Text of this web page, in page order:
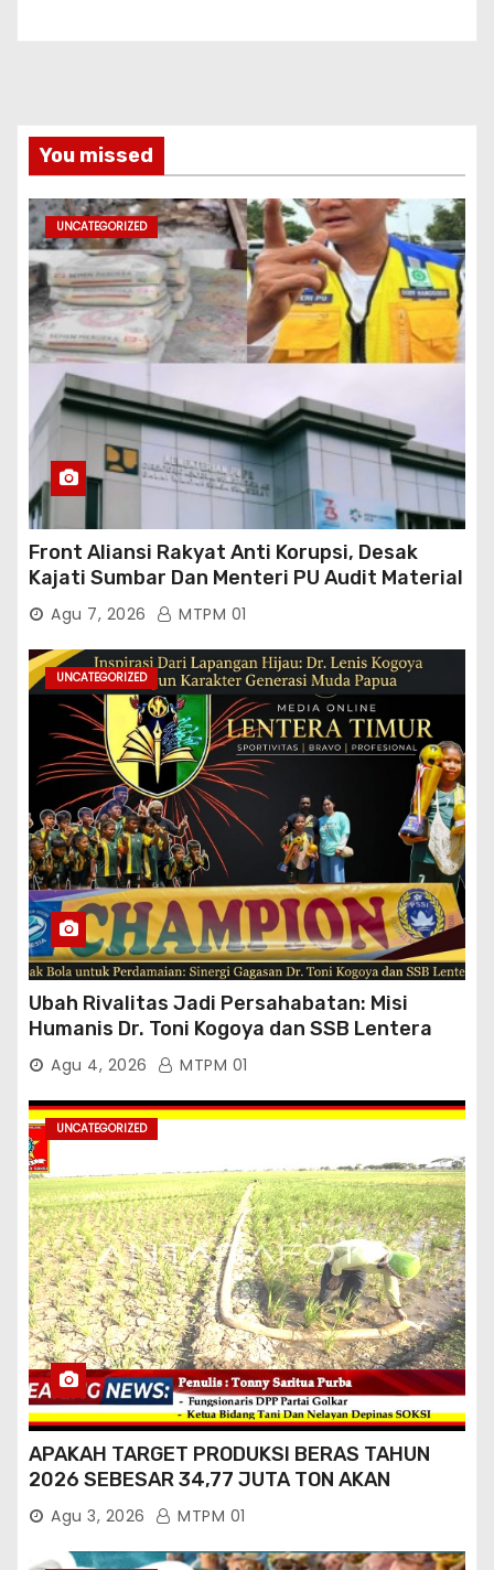
You missed
UNCATEGORIZED
Front Aliansi Rakyat Anti Korupsi, Desak
Kajati Sumbar Dan Menteri PU Audit Material
PT. Brantas Abipraya Kontrak No :
06.Nopember 2025 s.d 31 Maret 2026
Sumber Dana: APBN Nilai Kontrak : Rp
76.130.630.000.00,- Diduga Ka.Balai BWSS V
Padang Tutup Mata
Agu 7, 2026 MTPM 01
UNCATEGORIZED
Ubah Rivalitas Jadi Persahabatan: Misi
Humanis Dr. Toni Kogoya dan SSB Lentera
TimurAgu 4, 2026 MTPM 01
UNCATEGORIZED
APAKAH TARGET PRODUKSI BERAS TAHUN
2026 SEBESAR 34,77 JUTA TON AKAN
TERCAPAI ?
Agu 3, 2026 MTPM 01